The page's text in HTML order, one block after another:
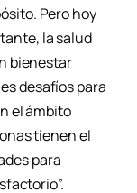
Pero hoy
la salud
bienestar
desafíos para
el ámbito
tienen el
para